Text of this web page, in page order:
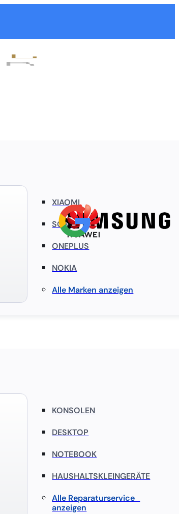
XIAOMI
SONY
ONEPLUS
NOKIA
Alle Marken anzeigen
KONSOLEN
DESKTOP
NOTEBOOK
HAUSHALTSKLEINGERÄTE
Alle Reparaturservice
anzeigen